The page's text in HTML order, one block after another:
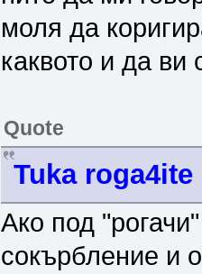
моля да
каквото и да ви
Quote
Tuka
Ако под
сокърбление и